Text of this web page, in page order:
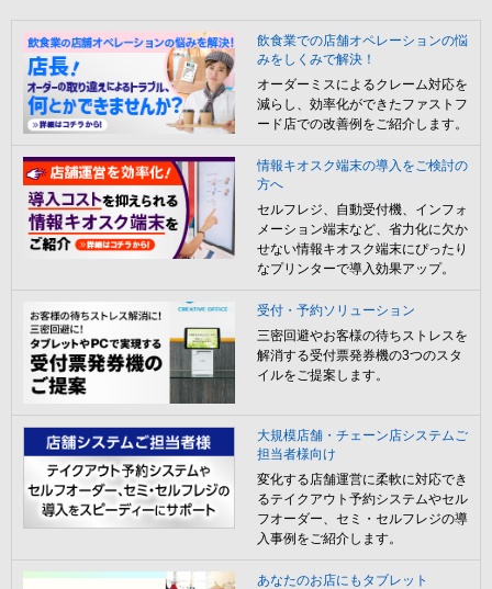
飲食業での店舗オペレーションの悩
みをしくみで解決！
オーダーミスによるクレーム対応を
減らし、効率化ができたファストフ
ード店での改善例をご紹介します。
情報キオスク端末の導入をご検討の
方へ
セルフレジ、自動受付機、インフォ
メーション端末など、省力化に欠か
せない情報キオスク端末にぴったり
なプリンターで導入効果アップ。
受付・予約ソリューション
三密回避やお客様の待ちストレスを
解消する受付票発券機の3つのスタ
イルをご提案します。
大規模店舗・チェーン店システムご
担当者様向け
変化する店舗運営に柔軟に対応でき
るテイクアウト予約システムやセル
フオーダー、セミ・セルフレジの導
入事例をご紹介します。
あなたのお店にもタブレット